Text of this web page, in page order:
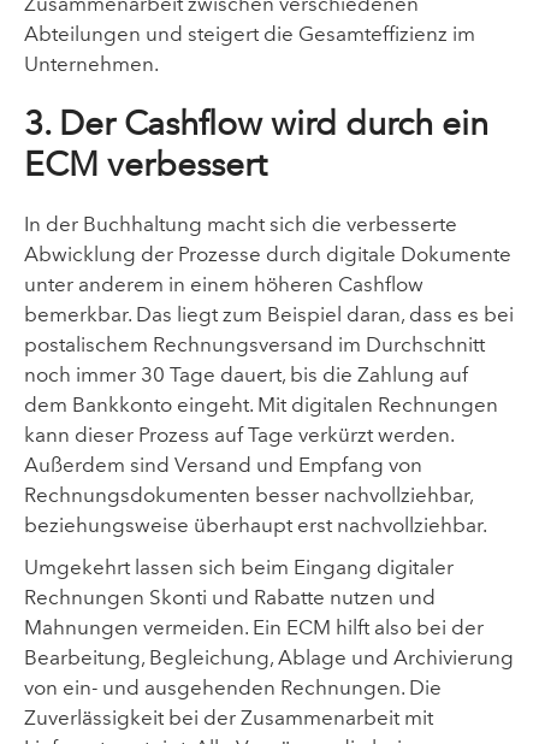
Abteilungen und steigert die Gesamteffizienz im
Unternehmen.
3. Der Cashflow wird durch ein
ECM verbessert
In der Buchhaltung macht sich die verbesserte
Abwicklung der Prozesse durch digitale Dokumente
unter anderem in einem höheren Cashflow
bemerkbar. Das liegt zum Beispiel daran, dass es bei
postalischem Rechnungsversand im Durchschnitt
noch immer 30 Tage dauert, bis die Zahlung auf
dem Bankkonto eingeht. Mit digitalen Rechnungen
kann dieser Prozess auf Tage verkürzt werden.
Außerdem sind Versand und Empfang von
Rechnungsdokumenten besser nachvollziehbar,
beziehungsweise überhaupt erst nachvollziehbar.
Umgekehrt lassen sich beim Eingang digitaler
Rechnungen Skonti und Rabatte nutzen und
Mahnungen vermeiden. Ein ECM hilft also bei der
Bearbeitung, Begleichung, Ablage und Archivierung
von ein- und ausgehenden Rechnungen. Die
Zuverlässigkeit bei der Zusammenarbeit mit